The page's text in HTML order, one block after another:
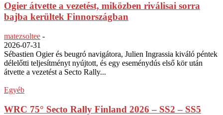
Ogier átvette a vezetést, miközben riválisai sorra
bajba kerültek Finnországban
matezsoltee -
2026-07-31
Sébastien Ogier és beugró navigátora, Julien Ingrassia kiváló péntek
délelőtti teljesítményt nyújtott, és egy eseménydús első kör után
átvette a vezetést a Secto Rally...
Egyéb
WRC 75° Secto Rally Finland 2026 – SS2 – SS5